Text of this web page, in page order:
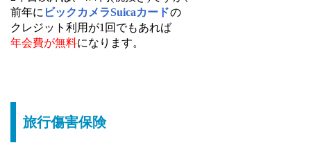
前年に ビックカメラSuicaカードの
クレジット利用が1回でもあれば
年会費が無料になります。
旅行傷害保険